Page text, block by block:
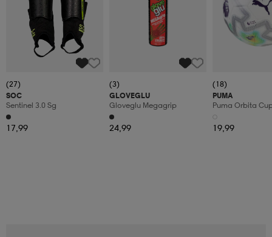
(27)
SOC
Sentinel 3.0 Sg
17,99
(3)
GLOVEGLU
Gloveglu Megagrip
24,99
(18)
PUMA
Puma Orbita
19,99